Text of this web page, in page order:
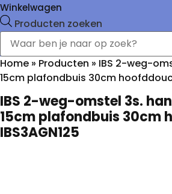
Winkelwagen
Producten zoeken
Home » Producten » IBS 2-weg-
15cm plafondbuis 30cm
IBS 2-weg-omstel 3s.
15cm plafondbuis 30cm
IBS3AGN125